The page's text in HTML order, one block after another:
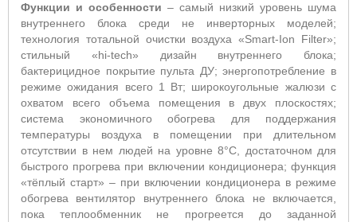
Функции и особенности – самый низкий уровень шума
внутреннего блока среди не инверторных моделей;
технология тотальной очистки воздуха «Smart-Ion Filter»;
стильный «hi-tech» дизайн внутреннего блока;
бактерицидное покрытие пульта ДУ; энергопотребление в
режиме ожидания всего 1 Вт; широкоугольные жалюзи с
охватом всего объема помещения в двух плоскостях;
система экономичного обогрева для поддержания
температуры воздуха в помещении при длительном
отсутствии в нем людей на уровне 8°С, достаточном для
быстрого прогрева при включении кондиционера; функция
«тёплый старт» – при включении кондиционера в режиме
обогрева вентилятор внутреннего блока не включается,
пока теплообменник не прогреется до заданной